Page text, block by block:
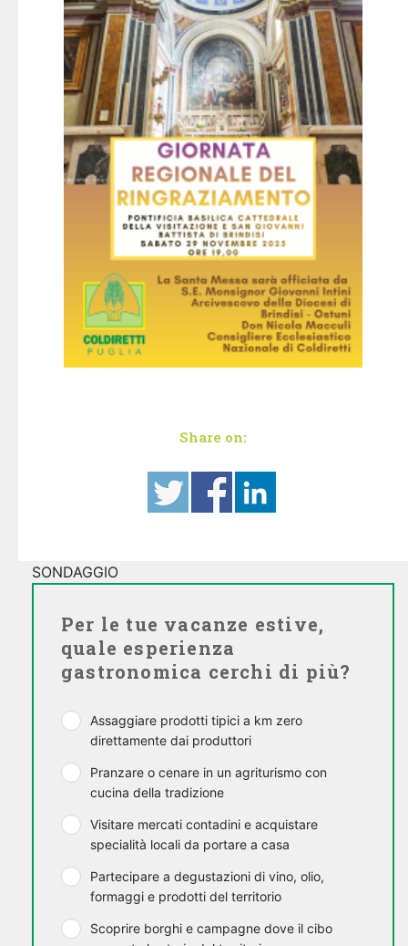
Share on:
SONDAGGIO
Per le tue vacanze estive,
quale esperienza
gastronomica cerchi di più?
Assaggiare prodotti tipici a km zero
direttamente dai produttori
Pranzare o cenare in un agriturismo con
cucina della tradizione
Visitare mercati contadini e acquistare
specialità locali da portare a casa
Partecipare a degustazioni di vino, olio,
formaggi e prodotti del territorio
Scoprire borghi e campagne dove il cibo